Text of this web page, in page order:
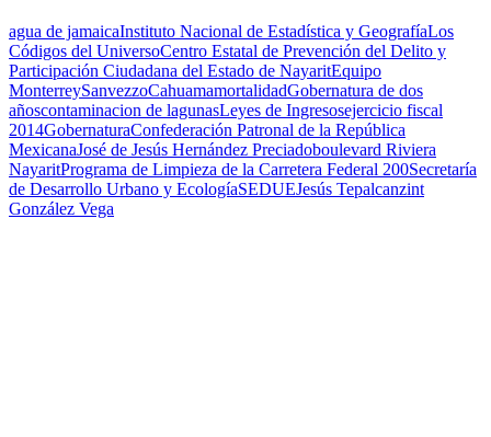
agua de jamaicaInstituto Nacional de Estadística y GeografíaLos
Códigos del UniversoCentro Estatal de Prevención del Delito y
Participación Ciudadana del Estado de NayaritEquipo
MonterreySanvezzoCahuamamortalidadGobernatura de dos
añoscontaminacion de lagunasLeyes de Ingresosejercicio fiscal
2014GobernaturaConfederación Patronal de la República
MexicanaJosé de Jesús Hernández Preciadoboulevard Riviera
NayaritPrograma de Limpieza de la Carretera Federal 200Secretaría
de Desarrollo Urbano y EcologíaSEDUEJesús Tepalcanzint
González Vega